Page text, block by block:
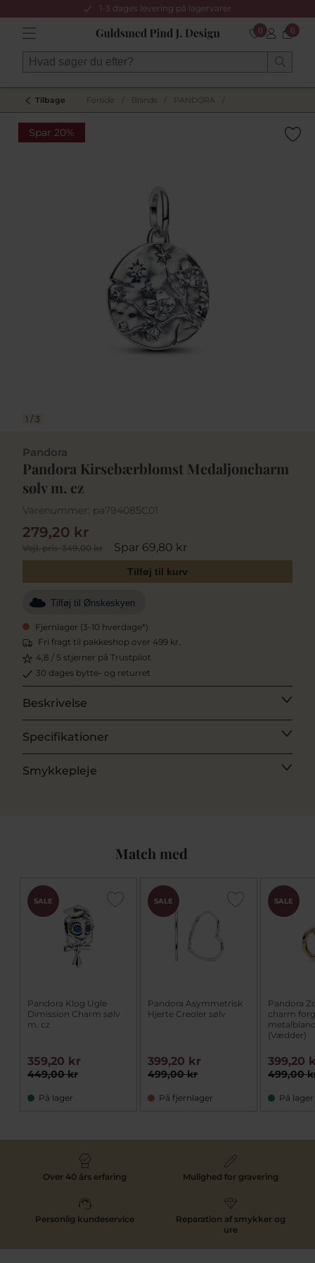
1-3 dages levering på lagervarer
0 0
Tilbage Forside Brands PANDORA
Spar 20%
1 / 3
Pandora
Pandora Kirsebærblomst Medaljoncharm
sølv m. cz
Varenummer: pa794085C01
Vejl. pris349,00 kr Spar 69,80 kr
279,20 kr
Tilføj til kurv
Tilføj til Ønskeskyen
Fjernlager (3-10 hverdage*)
Fri fragt til pakkeshop over 499 kr.
4,8 / 5 stjerner på Trustpilot
30 dages bytte- og returret
Beskrivelse
Specifikationer
Smykkepleje
Match med
SALE
Pandora Klog Ugle
Dimission Charm sølv
m. cz
449,00 kr
359,20 kr
På lager
SALE
Pandora Asymmetrisk
Hjerte Creoler sølv
499,00 kr
399,20 kr
På fjernlager
SALE
Pandora
charm
(Vædder)
499,00
399,20
På lager
Over 40 års erfaring Mulighed for gravering
Personlig kundeservice
Reparation af smykker og
ure